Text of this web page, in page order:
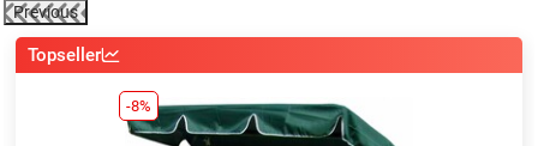
Previous
Topseller
-8%